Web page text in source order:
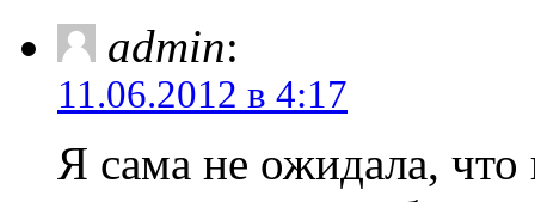
admin:
11.06.2012 в 4:17
Я сама не ожидала,